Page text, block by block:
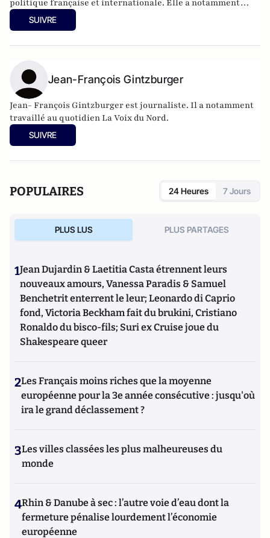
politique française et internationale. Elle a notamment
publiéSarkozy, itinéraire d'une ambition
l'Archipel, 2003). Elle a également réalisé les documentaires
SUIVRE
Jean-François Gintzburger
Jean- François Gintzburger est journaliste. Il a notamment
travaillé au quotidien La Voix du Nord.
SUIVRE
POPULAIRES 24 Heures 7 Jours
PLUS LUS PLUS PARTAGES
1Jean Dujardin & Laetitia Casta étrennent leurs
nouveaux amours, Vanessa Paradis & Samuel
Benchetrit enterrent le leur; Leonardo di Caprio
fond, Victoria Beckham fait du brukini, Cristiano
Ronaldo du bisco-fils; Suri ex Cruise joue du
Shakespeare queer
2Les Français moins riches que la moyenne
européenne pour la 3e année consécutive : jusqu'où
ira le grand déclassement ?
3Les villes classées les plus malheureuses du
monde
4Rhin & Danube à sec : l’autre voie d’eau dont la
fermeture pénalise lourdement l’économie
européenne